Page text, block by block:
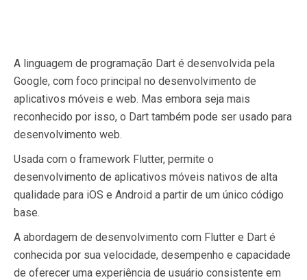
A linguagem de programação Dart é desenvolvida pela
Google, com foco principal no desenvolvimento de
aplicativos móveis e web. Mas embora seja mais
reconhecido por isso, o Dart também pode ser usado para
desenvolvimento web.
Usada com o framework Flutter, permite o
desenvolvimento de aplicativos móveis nativos de alta
qualidade para iOS e Android a partir de um único código
base.
A abordagem de desenvolvimento com Flutter e Dart é
conhecida por sua velocidade, desempenho e capacidade
de oferecer uma experiência de usuário consistente em